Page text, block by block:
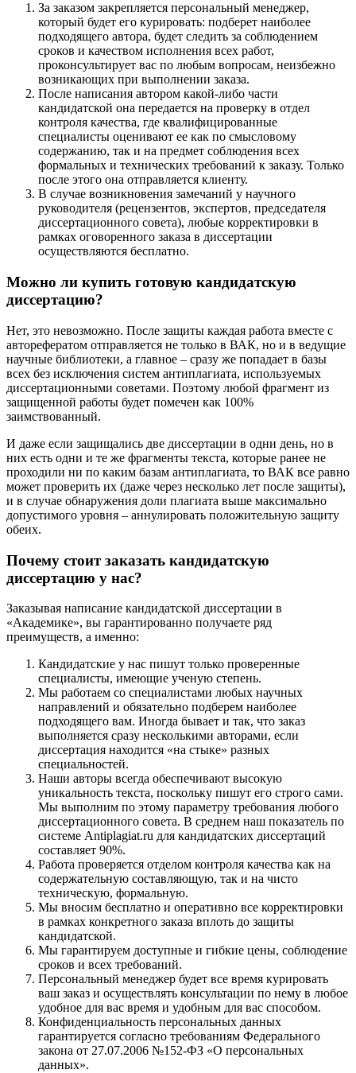
За заказом закрепляется персональный менеджер,
который будет его курировать: подберет наиболее
подходящего автора, будет следить за соблюдением
сроков и качеством исполнения всех работ,
проконсультирует вас по любым вопросам, неизбежно
возникающих при выполнении заказа.
После написания автором какой-либо части
кандидатской она передается на проверку в отдел
контроля качества, где квалифицированные
специалисты оценивают ее как по смысловому
содержанию, так и на предмет соблюдения всех
формальных и технических требований к заказу. Только
после этого она отправляется клиенту.
В случае возникновения замечаний у научного
руководителя (рецензентов, экспертов, председателя
диссертационного совета), любые корректировки в
рамках оговоренного заказа в диссертации
осуществляются бесплатно.
Можно ли купить готовую кандидатскую
диссертацию?
Нет, это невозможно. После защиты каждая работа вместе с
авторефератом отправляется не только в ВАК, но и в ведущие
научные библиотеки, а главное – сразу же попадает в базы
всех без исключения систем антиплагиата, используемых
диссертационными советами. Поэтому любой фрагмент из
защищенной работы будет помечен как 100%
заимствованный.
И даже если защищались две диссертации в одни день, но в
них есть одни и те же фрагменты текста, которые ранее не
проходили ни по каким базам антиплагиата, то ВАК все равно
может проверить их (даже через несколько лет после защиты),
и в случае обнаружения доли плагиата выше максимально
допустимого уровня – аннулировать положительную защиту
обеих.
Почему стоит заказать кандидатскую
диссертацию у нас?
Заказывая написание кандидатской диссертации в
«Академике», вы гарантированно получаете ряд
преимуществ, а именно:
Кандидатские у нас пишут только проверенные
специалисты, имеющие ученую степень.
Мы работаем со специалистами любых научных
направлений и обязательно подберем наиболее
подходящего вам. Иногда бывает и так, что заказ
выполняется сразу несколькими авторами, если
диссертация находится «на стыке» разных
специальностей.
Наши авторы всегда обеспечивают высокую
уникальность текста, поскольку пишут его строго сами.
Мы выполним по этому параметру требования любого
диссертационного совета. В среднем наш показатель по
системе Antiplagiat.ru для кандидатских диссертаций
составляет 90%.
Работа проверяется отделом контроля качества как на
содержательную составляющую, так и на чисто
техническую, формальную.
Мы вносим бесплатно и оперативно все корректировки
в рамках конкретного заказа вплоть до защиты
кандидатской.
Мы гарантируем доступные и гибкие цены, соблюдение
сроков и всех требований.
Персональный менеджер будет все время курировать
ваш заказ и осуществлять консультации по нему в любое
удобное для вас время и удобным для вас способом.
Конфиденциальность персональных данных
гарантируется согласно требованиям Федерального
закона от 27.07.2006 №152-ФЗ «О персональных
данных».